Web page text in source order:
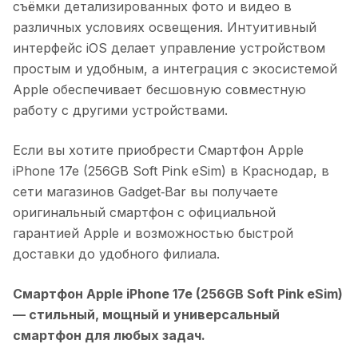
съёмки детализированных фото и видео в
различных условиях освещения. Интуитивный
интерфейс iOS делает управление устройством
простым и удобным, а интеграция с экосистемой
Apple обеспечивает бесшовную совместную
работу с другими устройствами.
Если вы хотите приобрести Смартфон Apple
iPhone 17e (256GB Soft Pink eSim) в Краснодар, в
сети магазинов Gadget‑Bar вы получаете
оригинальный смартфон с официальной
гарантией Apple и возможностью быстрой
доставки до удобного филиала.
Смартфон Apple iPhone 17e (256GB Soft Pink eSim)
— стильный, мощный и универсальный
смартфон для любых задач.